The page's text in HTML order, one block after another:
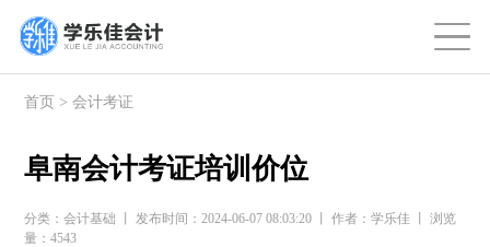
首页 >会计考证
阜南会计考证培训价位
分类：会计基础 丨 发布时间：2024-06-07 08:03:20 丨 作者：学乐佳 丨 浏览
量：4543